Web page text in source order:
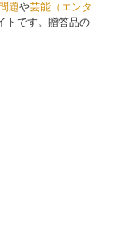
題や芸能（エンタ
トです。贈答品の